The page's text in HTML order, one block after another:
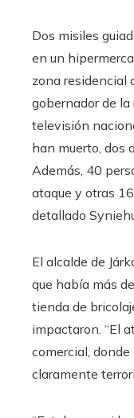
Dos misiles
en un
zona residencial
gobernador de
televisión
han muerto, dos
Además, 40
ataque y otras
detallado
El alcalde de
que había más
tienda de
impactaron. “El
comercial,
claramente